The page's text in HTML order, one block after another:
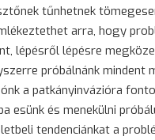
tűnhetnek
arra, hogy
lépésről lépésre
próbálnánk mindent
a patkányinvázióra
esünk és menekülni
tendenciánkat a